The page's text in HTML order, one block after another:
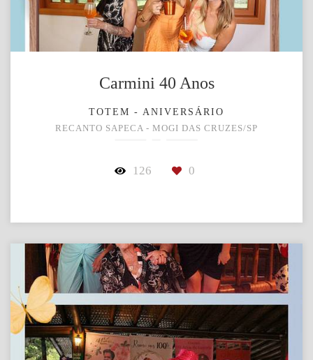
Carmini 40 Anos
TOTEM - ANIVERSÁRIO
RECANTO SAPECA - MOGI DAS CRUZES/SP
126 0